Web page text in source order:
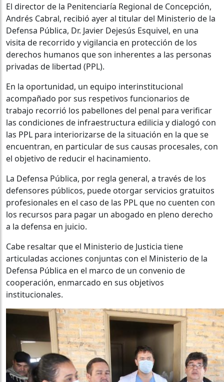
El director de la Penitenciaría Regional de Concepción,
Andrés Cabral, recibió ayer al titular del Ministerio de la
Defensa Pública, Dr. Javier Dejesús Esquivel, en una
visita de recorrido y vigilancia en protección de los
derechos humanos que son inherentes a las personas
privadas de libertad (PPL).
En la oportunidad, un equipo interinstitucional
acompañado por sus respetivos funcionarios de
trabajo recorrió los pabellones del penal para verificar
las condiciones de infraestructura edilicia y dialogó con
las PPL para interiorizarse de la situación en la que se
encuentran, en particular de sus causas procesales, con
el objetivo de reducir el hacinamiento.
La Defensa Pública, por regla general, a través de los
defensores públicos, puede otorgar servicios gratuitos
profesionales en el caso de las PPL que no cuenten con
los recursos para pagar un abogado en pleno derecho
a la defensa en juicio.
Cabe resaltar que el Ministerio de Justicia tiene
articuladas acciones conjuntas con el Ministerio de la
Defensa Pública en el marco de un convenio de
cooperación, enmarcado en sus objetivos
institucionales.